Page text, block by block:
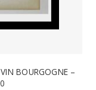
BOURGOGNE –